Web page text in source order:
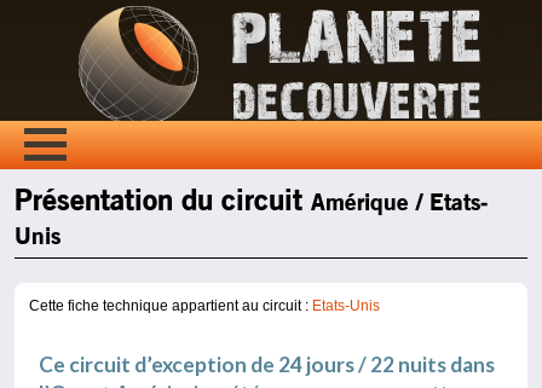
Présentation du circuitAmérique / Etats-
Unis
Cette fiche technique appartient au circuit : Etats-Unis
Ce circuit d’exception de 24 jours / 22 nuits dans